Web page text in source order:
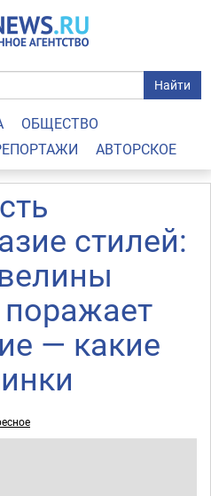
Найти
ОБЩЕСТВО
АВТОРСКОЕ
стилей:
— какие